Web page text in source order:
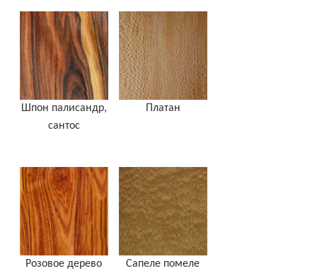
Шпон палисандр,
сантос
Платан
Розовое дерево Сапеле помеле